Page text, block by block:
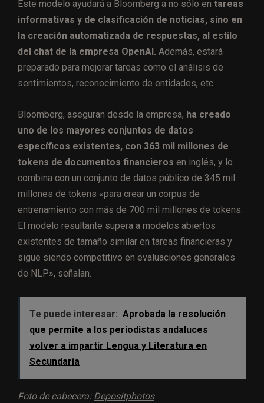
Este modelo ayudará a Bloomberg a no sólo en tareas
informativas y de clasificación de noticias, sino en
la creación automatizada de respuestas, al estilo
del chat de la empresa OpenAI. Además, estará
preparado para mejorar tareas como el análisis de
sentimientos, reconocimiento de entidades, etc.
Bloomberg, aseguran desde la empresa, ha creado
uno de los mayores conjuntos de datos
específicos existentes, con 363 mil millones de
tokens de documentos financieros en inglés, y lo
combina con un conjunto de datos público de 345 mil
millones de tokens «para crear un corpus de
entrenamiento con más de 700 mil millones de tokens.
El modelo resultante supera a modelos abiertos
existentes de tamaño similar en tareas financieras y
sigue siendo competitivo en evaluaciones generales
de NLP», señalan.
Te puede interesar: Aprobada la resolución
que permite a los periodistas andaluces
volver a impartir Lengua y Literatura en
Secundaria
Foto de cabecera: Depositphotos